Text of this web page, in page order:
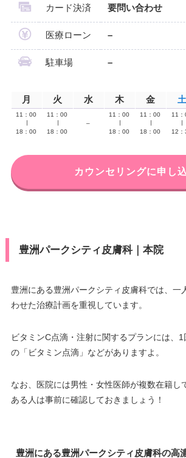
カード決済 要問い合わせ
医療ローン –
駐車場 –
月 火 水 木 金 土
11：00
18：00
11：00
18：00
–
11：00
18：00
11：00
18：00
11
12
カウンセリングに申し
豊洲パークシティ皮膚科｜本院
豊洲にある豊洲パークシティ皮膚科では、一
わせた治療計画を重視しています。
ビタミンC点滴・注射に関するプランには、1
の「ビタミン点滴」などがありますよ。
なお、医院には男性・女性医師が複数在籍し
ある人は事前に確認しておきましょう！
豊洲にある豊洲パークシティ皮膚科の高